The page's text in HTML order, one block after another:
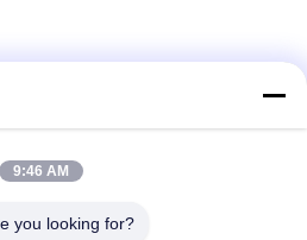
9:46 AM
you looking for?